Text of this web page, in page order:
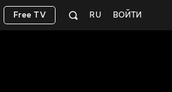
ВОЙТИ
RU
Free TV